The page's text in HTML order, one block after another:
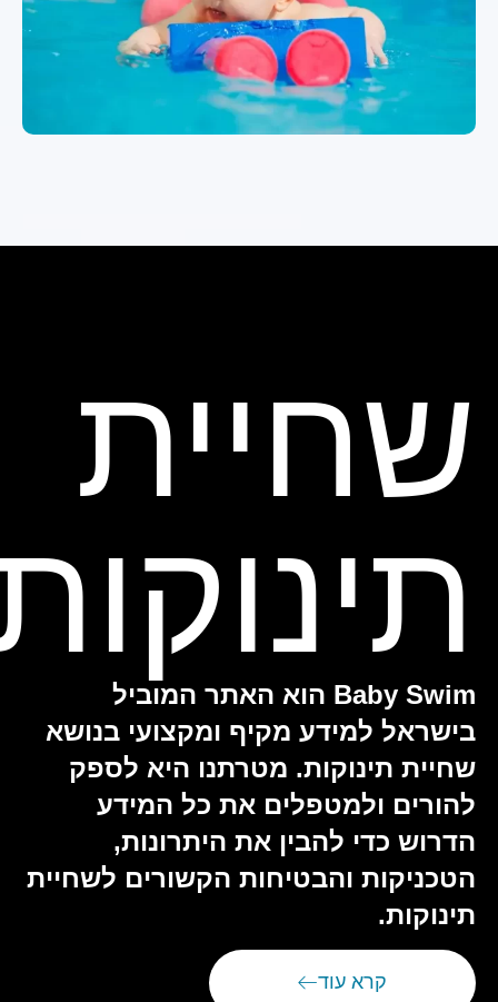
שחיית
תינוקות
Baby Swim הוא האתר המוביל
בישראל למידע מקיף ומקצועי בנושא
שחיית תינוקות. מטרתנו היא לספק
להורים ולמטפלים את כל המידע
הדרוש כדי להבין את היתרונות,
הטכניקות והבטיחות הקשורים לשחיית
תינוקות.
קרא עוד